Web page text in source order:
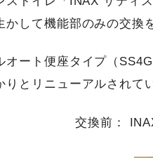
して機能部のみの交換
オート便座タイプ（
りとリニューアルされて
交換前：